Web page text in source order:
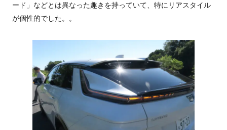
ード」などとは異なった趣きを持っていて、特にリアスタイル
が個性的でした。。